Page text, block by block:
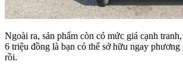
Ngoài ra, sản phẩm còn có mức giá cạnh
6 triệu đồng là bạn có thể sở hữu ngay
rồi.